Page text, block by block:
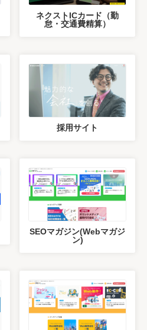
ネクストICカード（勤
怠・交通費精算）
採用サイト
SEOマガジン(Webマガジ
ン)